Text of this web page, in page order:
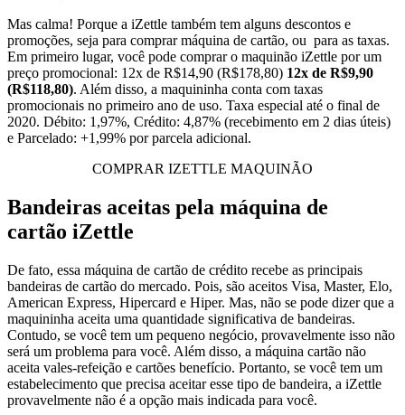
Mas calma! Porque a iZettle também tem alguns descontos e
promoções, seja para comprar máquina de cartão, ou para as taxas.
Em primeiro lugar, você pode comprar o maquinão iZettle por um
preço promocional: 12x de R$14,90 (R$178,80) 12x de R$9,90
(R$118,80). Além disso, a maquininha conta com taxas
promocionais no primeiro ano de uso. Taxa especial até o final de
2020. Débito: 1,97%, Crédito: 4,87% (recebimento em 2 dias úteis)
e Parcelado: +1,99% por parcela adicional.
COMPRAR IZETTLE MAQUINÃO
Bandeiras aceitas pela máquina de
cartão iZettle
De fato, essa máquina de cartão de crédito recebe as principais
bandeiras de cartão do mercado. Pois, são aceitos Visa, Master, Elo,
American Express, Hipercard e Hiper. Mas, não se pode dizer que a
maquininha aceita uma quantidade significativa de bandeiras.
Contudo, se você tem um pequeno negócio, provavelmente isso não
será um problema para você. Além disso, a máquina cartão não
aceita vales-refeição e cartões benefício. Portanto, se você tem um
estabelecimento que precisa aceitar esse tipo de bandeira, a iZettle
provavelmente não é a opção mais indicada para você.